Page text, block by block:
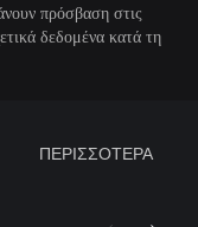
πρόσβαση στις
δεδομένα κατά τη
ΠΕΡΙΣΣΟΤΕΡΑ